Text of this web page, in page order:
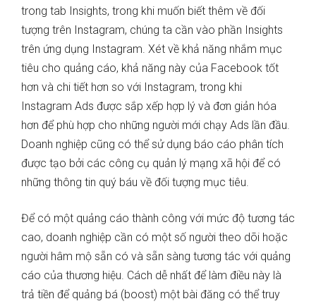
trong tab Insights, trong khi muốn biết thêm về đối
tượng trên Instagram, chúng ta cần vào phần Insights
trên ứng dụng Instagram. Xét về khả năng nhắm mục
tiêu cho quảng cáo, khả năng này của Facebook tốt
hơn và chi tiết hơn so với Instagram, trong khi
Instagram Ads được sắp xếp hợp lý và đơn giản hóa
hơn để phù hợp cho những người mới chạy Ads lần đầu.
Doanh nghiệp cũng có thể sử dụng báo cáo phân tích
được tạo bởi các công cụ quản lý mạng xã hội để có
những thông tin quý báu về đối tượng mục tiêu.
Để có một quảng cáo thành công với mức độ tương tác
cao, doanh nghiệp cần có một số người theo dõi hoặc
người hâm mộ sẵn có và sẵn sàng tương tác với quảng
cáo của thương hiệu. Cách dễ nhất để làm điều này là
trả tiền để quảng bá (boost) một bài đăng có thể truy